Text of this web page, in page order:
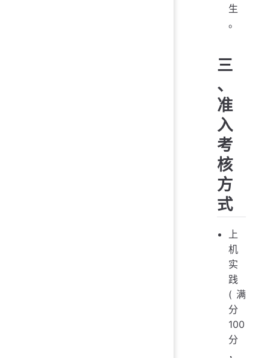
生
。
三
、
准
入
考
核
方
式
上
机
实
践
(满
分
100
分
，